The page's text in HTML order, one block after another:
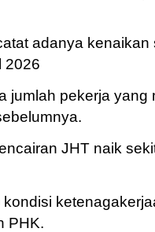
adanya
2026
jumlah pekerja
JHT naik
PHK.